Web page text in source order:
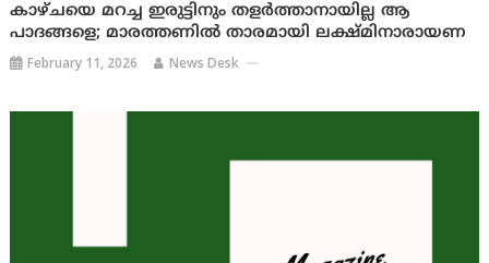
കാഴ്ചയെ മറച്ച ഇരുട്ടിനും തളർത്താനായില്ല ആ
പാദങ്ങളെ; മാരത്തണിൽ താരമായി ലക്ഷ്മിനാരായണ
February 11, 2026 News Desk